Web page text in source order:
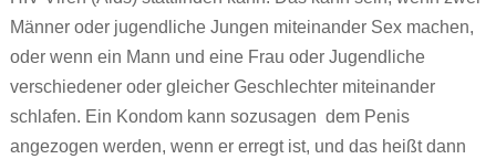
Männer oder jugendliche Jungen miteinander Sex machen,
oder wenn ein Mann und eine Frau oder Jugendliche
verschiedener oder gleicher Geschlechter miteinander
schlafen. Ein Kondom kann sozusagen dem Penis
angezogen werden, wenn er erregt ist, und das heißt dann